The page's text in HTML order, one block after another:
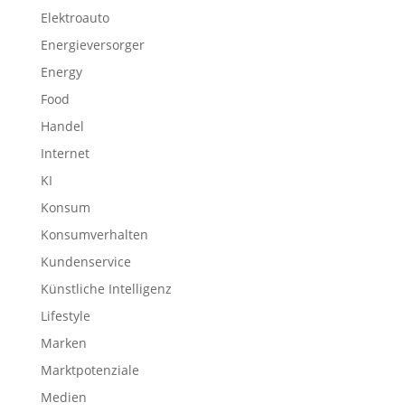
Elektroauto
Energieversorger
Energy
Food
Handel
Internet
KI
Konsum
Konsumverhalten
Kundenservice
Künstliche Intelligenz
Lifestyle
Marken
Marktpotenziale
Medien